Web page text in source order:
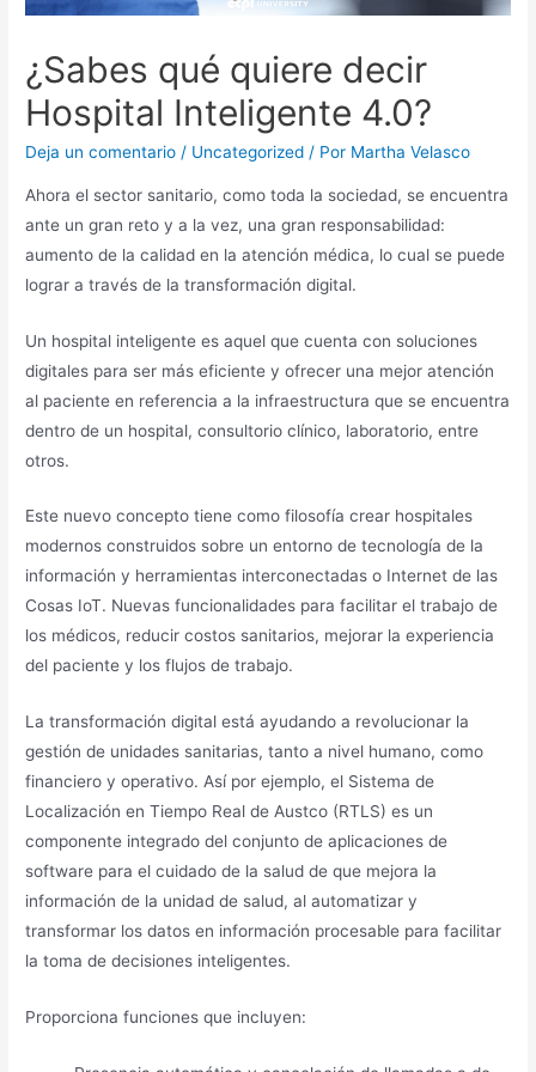
¿Sabes qué quiere decir
Hospital Inteligente 4.0?
Deja un comentario / Uncategorized / Por Martha Velasco
Ahora el sector sanitario, como toda la sociedad, se encuentra
ante un gran reto y a la vez, una gran responsabilidad:
aumento de la calidad en la atención médica, lo cual se puede
lograr a través de la transformación digital.
Un hospital inteligente es aquel que cuenta con soluciones
digitales para ser más eficiente y ofrecer una mejor atención
al paciente en referencia a la infraestructura que se encuentra
dentro de un hospital, consultorio clínico, laboratorio, entre
otros.
Este nuevo concepto tiene como filosofía crear hospitales
modernos construidos sobre un entorno de tecnología de la
información y herramientas interconectadas o Internet de las
Cosas IoT. Nuevas funcionalidades para facilitar el trabajo de
los médicos, reducir costos sanitarios, mejorar la experiencia
del paciente y los flujos de trabajo.
La transformación digital está ayudando a revolucionar la
gestión de unidades sanitarias, tanto a nivel humano, como
financiero y operativo. Así por ejemplo, el Sistema de
Localización en Tiempo Real de Austco (RTLS) es un
componente integrado del conjunto de aplicaciones de
software para el cuidado de la salud de que mejora la
información de la unidad de salud, al automatizar y
transformar los datos en información procesable para facilitar
la toma de decisiones inteligentes.
Proporciona funciones que incluyen: